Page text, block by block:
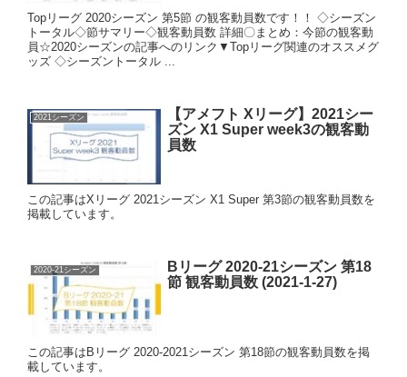
Topリーグ 2020シーズン 第5節 の観客動員数です！！ ◇シーズン
トータル◇節サマリー◇観客動員数 詳細〇まとめ：今節の観客動
員☆2020シーズンの記事へのリンク▼Topリーグ関連のオススメグ
ッズ ◇シーズントータル ...
2021シーズン
【アメフト Xリーグ】2021シー
ズン X1 Super week3の観客動
員数
この記事はXリーグ 2021シーズン X1 Super 第3節の観客動員数を
掲載しています。
2020-21シーズン
Bリーグ 2020-21シーズン 第18
節 観客動員数 (2021-1-27)
この記事はBリーグ 2020-2021シーズン 第18節の観客動員数を掲
載しています。